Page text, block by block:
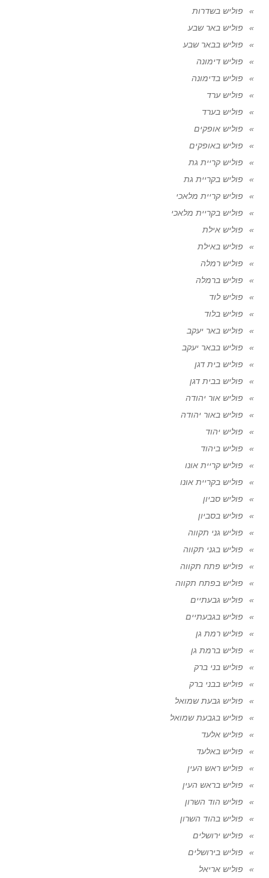
פוליש בשדרות
פוליש באר שבע
פוליש בבאר שבע
פוליש דימונה
פוליש בדימונה
פוליש ערד
פוליש בערד
פוליש אופקים
פוליש באופקים
פוליש קריית גת
פוליש בקריית גת
פוליש קריית מלאכי
פוליש בקריית מלאכי
פוליש אילת
פוליש באילת
פוליש רמלה
פוליש ברמלה
פוליש לוד
פוליש בלוד
פוליש באר יעקב
פוליש בבאר יעקב
פוליש בית דגן
פוליש בבית דגן
פוליש אור יהודה
פוליש באור יהודה
פוליש יהוד
פוליש ביהוד
פוליש קריית אונו
פוליש בקריית אונו
פוליש סביון
פוליש בסביון
פוליש גני תקווה
פוליש בגני תקווה
פוליש פתח תקווה
פוליש בפתח תקווה
פוליש גבעתיים
פוליש בגבעתיים
פוליש רמת גן
פוליש ברמת גן
פוליש בני ברק
פוליש בבני ברק
פוליש גבעת שמואל
פוליש בגבעת שמואל
פוליש אלעד
פוליש באלעד
פוליש ראש העין
פוליש בראש העין
פוליש הוד השרון
פוליש בהוד השרון
פוליש ירושלים
פוליש בירושלים
פוליש אריאל